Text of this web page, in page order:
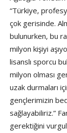
“Türkiye,
çok gerisinde.
bulunurken, bu
milyon kişiyi
lisanslı sporcu
milyon olması
uzak durmaları
gençlerimizin
sağlayabiliriz.”
gerektiğini